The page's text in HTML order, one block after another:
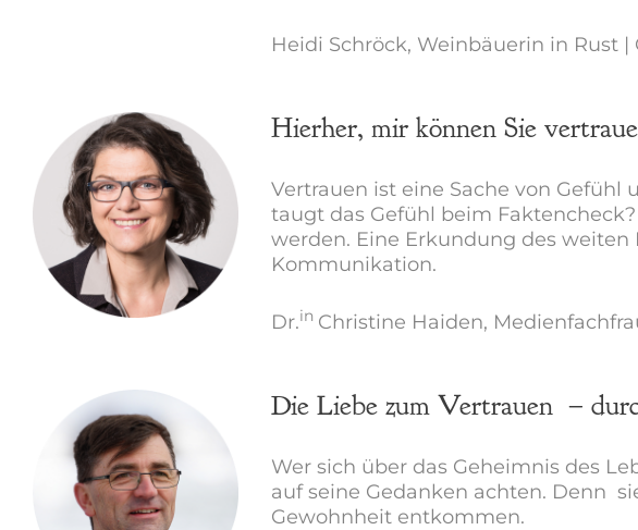
Heidi Schröck, Weinbäuerin in Rust |
Hierher, mir können Sie
Vertrauen ist eine Sache von
taugt das Gefühl beim
werden. Eine Erkundung des
Kommunikation.
Dr.in Christine Haiden,
Die Liebe zum Vertrauen –
Wer sich über das Geheimnis des
auf seine Gedanken achten. Denn
Gewohnheit entkommen.